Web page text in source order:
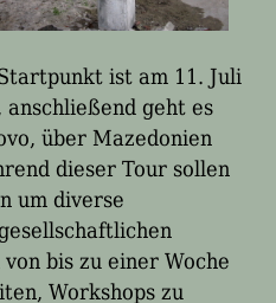
ist am 11. Juli
geht es
über Mazedonien
dieser Tour sollen
um diverse
bis zu einer Woche
Workshops zu